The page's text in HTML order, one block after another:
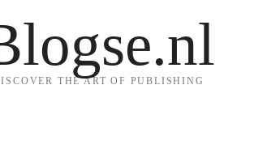
THE ART OF PUBLISHING